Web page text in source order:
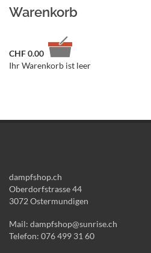
Warenkorb
CHF0.00
Ihr Warenkorb ist leer
dampfshop.ch
Oberdorfstrasse 44
3072 Ostermundigen
Mail: dampfshop@sunrise.ch
Telefon: 076 499 31 60